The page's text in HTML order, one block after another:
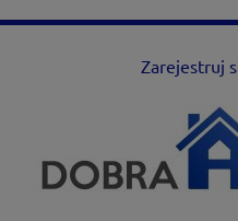
Zarejestruj